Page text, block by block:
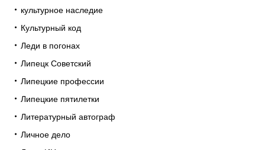
культурное наследие
Культурный код
Леди в погонах
Липецк Советский
Липецкие профессии
Липецкие пятилетки
Литературный автограф
Личное дело